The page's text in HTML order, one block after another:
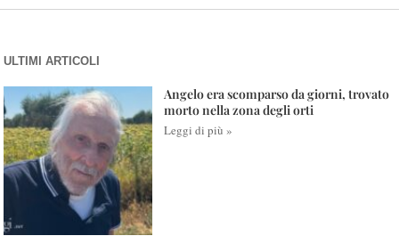
ULTIMI ARTICOLI
Angelo era scomparso da giorni, trovato
morto nella zona degli orti
Leggi di più »